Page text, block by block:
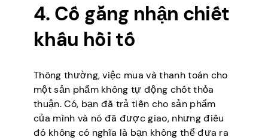
4. Cố gắng nhận chiết
khấu hồi tố
Thông thường, việc mua và thanh toán cho
một sản phẩm không tự động chốt thỏa
thuận. Có, bạn đã trả tiền cho sản phẩm
của mình và nó đã được giao, nhưng điều
đó không có nghĩa là bạn không thể đưa ra